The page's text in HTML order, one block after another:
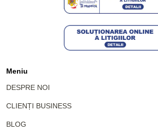
Meniu
DESPRE NOI
CLIENȚI BUSINESS
BLOG